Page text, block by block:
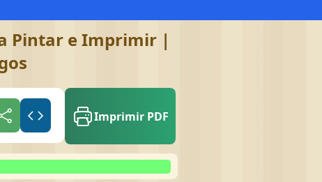
Pintar e Imprimir |
Imprimir PDF